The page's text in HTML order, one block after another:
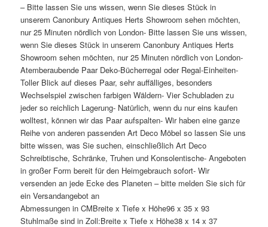
– Bitte lassen Sie uns wissen, wenn Sie dieses Stück in
unserem Canonbury Antiques Herts Showroom sehen möchten,
nur 25 Minuten nördlich von London- Bitte lassen Sie uns wissen,
wenn Sie dieses Stück in unserem Canonbury Antiques Herts
Showroom sehen möchten, nur 25 Minuten nördlich von London-
Atemberaubende Paar Deko-Bücherregal oder Regal-Einheiten-
Toller Blick auf dieses Paar, sehr auffälliges, besonders
Wechselspiel zwischen farbigen Wäldern- Vier Schubladen zu
jeder so reichlich Lagerung- Natürlich, wenn du nur eins kaufen
wolltest, können wir das Paar aufspalten- Wir haben eine ganze
Reihe von anderen passenden Art Deco Möbel so lassen Sie uns
bitte wissen, was Sie suchen, einschließlich Art Deco
Schreibtische, Schränke, Truhen und Konsolentische- Angeboten
in großer Form bereit für den Heimgebrauch sofort- Wir
versenden an jede Ecke des Planeten – bitte melden Sie sich für
ein Versandangebot an
Abmessungen in CMBreite x Tiefe x Höhe96 x 35 x 93
Stuhlmaße sind in Zoll:Breite x Tiefe x Höhe38 x 14 x 37